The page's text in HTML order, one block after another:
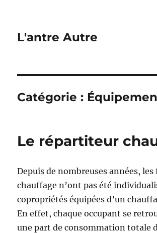
L'antre Autre
Catégorie :
Le répartiteur
Depuis de nombreuses années, les
chauffage n’ont pas été
copropriétés équipées d’un
En effet, chaque occupant se
une part de consommation totale